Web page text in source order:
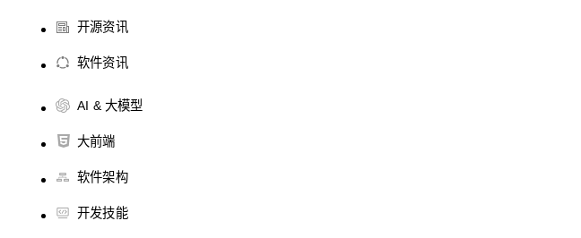
开源资讯
软件资讯
AI & 大模型
大前端
软件架构
开发技能